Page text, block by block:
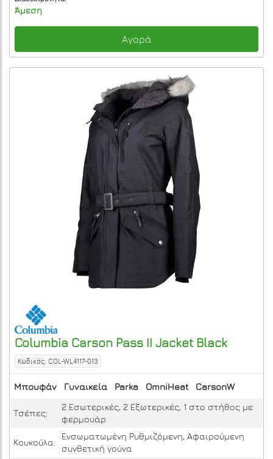
Άμεση
Αγορά
Columbia Carson Pass II Jacket Black
Κωδικός: COL-WL4117-013
Μπουφάν Γυναικεία Parka OmniHeat CarsonW
Τσέπες:
2 Εσωτερικές, 2 Εξωτερικές, 1 στο στήθος με
φερμουάρ
Κουκούλα:
Ενσωματωμένη Ρυθμιζόμενη, Αφαιρούμενη
συνθετική γούνα